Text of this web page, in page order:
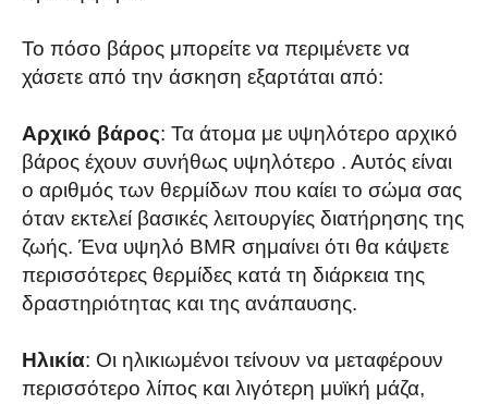
Το πόσο βάρος μπορείτε να περιμένετε να
χάσετε από την άσκηση εξαρτάται από:
Αρχικό βάρος: Τα άτομα με υψηλότερο αρχικό
βάρος έχουν συνήθως υψηλότερο . Αυτός είναι
ο αριθμός των θερμίδων που καίει το σώμα σας
όταν εκτελεί βασικές λειτουργίες διατήρησης της
ζωής. Ένα υψηλό BMR σημαίνει ότι θα κάψετε
περισσότερες θερμίδες κατά τη διάρκεια της
δραστηριότητας και της ανάπαυσης.
Ηλικία: Οι ηλικιωμένοι τείνουν να μεταφέρουν
περισσότερο λίπος και λιγότερη μυϊκή μάζα,